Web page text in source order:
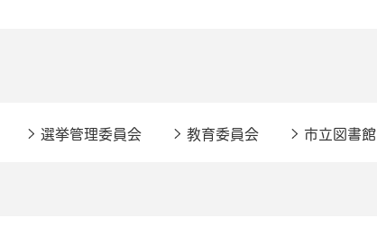
選挙管理委員会 教育委員会 市立図書館